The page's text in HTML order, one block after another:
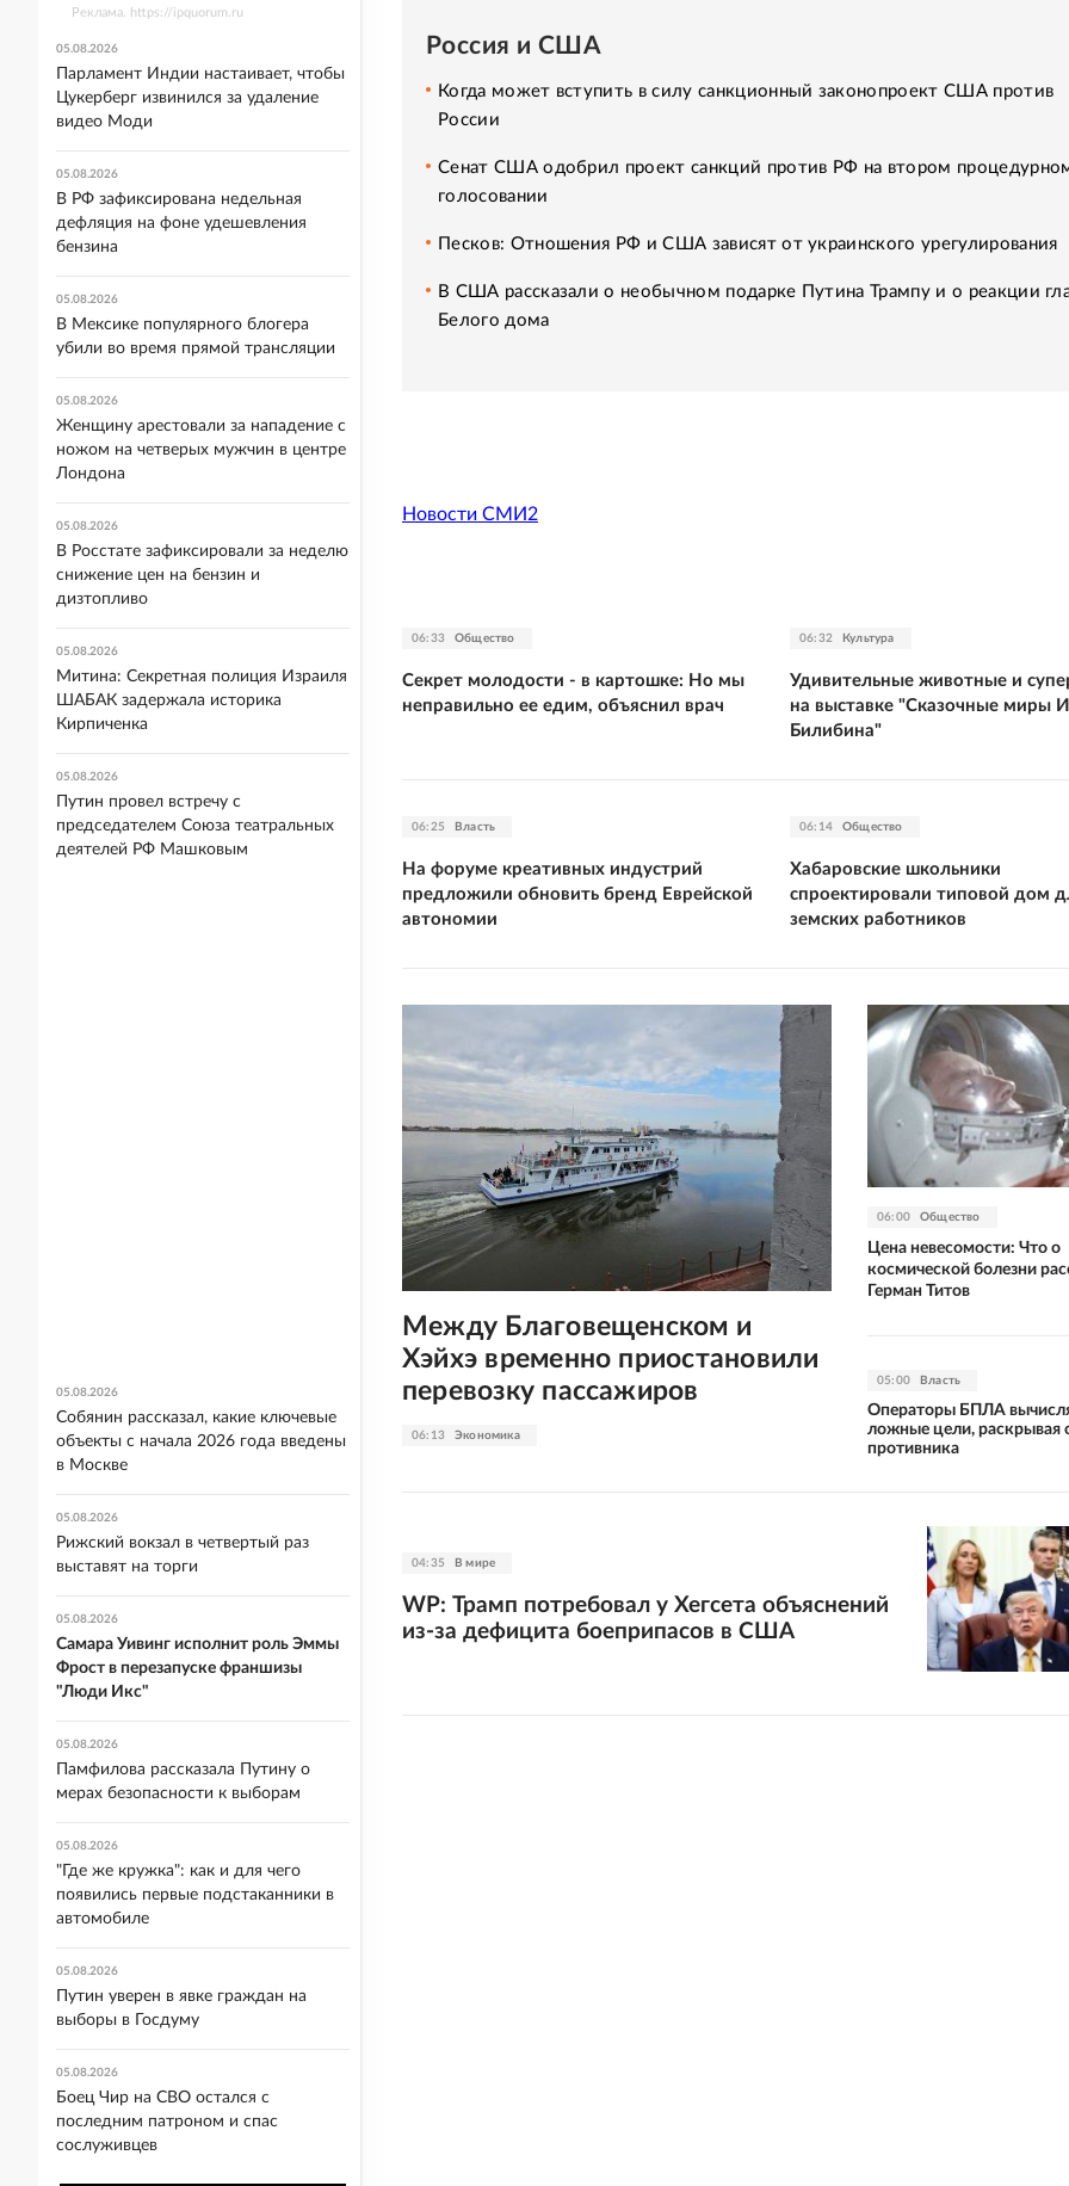
Россия и США
Когда может вступить в силу санкционный законопроект США против
России
Сенат США одобрил проект санкций против РФ на втором
голосовании
Песков: Отношения РФ и США зависят от украинского урегулирования
В США рассказали о необычном подарке Путина Трампу и о реакции
Белого дома
Новости СМИ2
06:33 Общество
Секрет молодости - в картошке: Но мы
неправильно ее едим, объяснил врач
06:32 Культура
Удивительные животные и
на выставке "Сказочные миры
Билибина"
06:25 Власть
На форуме креативных индустрий
предложили обновить бренд Еврейской
автономии
06:14 Общество
Хабаровские школьники
спроектировали типовой дом
земских работников
06:13 Экономика
Между Благовещенском и
Хэйхэ временно приостановили
перевозку пассажиров
06:00 Общество
Цена невесомости: Что о
космической болезни
Герман Титов
05:00 Власть
Операторы БПЛА
ложные цели, раскрывая
противника
04:35 В мире
WP: Трамп потребовал у Хегсета объяснений
из-за дефицита боеприпасов в США
Реклама. https://ipquorum.ru
05.08.2026
Парламент Индии настаивает, чтобы
Цукерберг извинился за удаление
видео Моди
05.08.2026
В РФ зафиксирована недельная
дефляция на фоне удешевления
бензина
05.08.2026
В Мексике популярного блогера
убили во время прямой трансляции
05.08.2026
Женщину арестовали за нападение с
ножом на четверых мужчин в центре
Лондона
05.08.2026
В Росстате зафиксировали за неделю
снижение цен на бензин и
дизтопливо
05.08.2026
Митина: Секретная полиция Израиля
ШАБАК задержала историка
Кирпиченка
05.08.2026
Путин провел встречу с
председателем Союза театральных
деятелей РФ Машковым
05.08.2026
Собянин рассказал, какие ключевые
объекты с начала 2026 года введены
в Москве
05.08.2026
Рижский вокзал в четвертый раз
выставят на торги
05.08.2026
Самара Уивинг исполнит роль Эммы
Фрост в перезапуске франшизы
"Люди Икс"
05.08.2026
Памфилова рассказала Путину о
мерах безопасности к выборам
05.08.2026
"Где же кружка": как и для чего
появились первые подстаканники в
автомобиле
05.08.2026
Путин уверен в явке граждан на
выборы в Госдуму
05.08.2026
Боец Чир на СВО остался с
последним патроном и спас
сослуживцев